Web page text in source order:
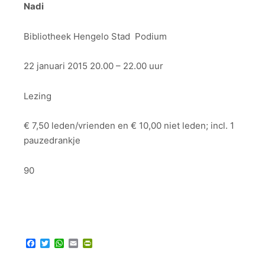
Nadi
Bibliotheek Hengelo Stad Podium
22 januari 2015 20.00 – 22.00 uur
Lezing
€ 7,50 leden/vrienden en € 10,00 niet leden; incl. 1
pauzedrankje
90
Facebook
TwitterWhatsApp
Email